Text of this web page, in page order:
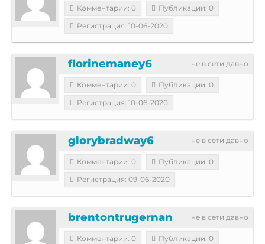
Комментарии: 0
Публикации: 0
Регистрация: 10-06-2020
не в сети давно
florinemaney6
Комментарии: 0
Публикации: 0
Регистрация: 10-06-2020
не в сети давно
glorybradway6
Комментарии: 0
Публикации: 0
Регистрация: 09-06-2020
не в сети давно
brentontrugernan
Комментарии: 0
Публикации: 0